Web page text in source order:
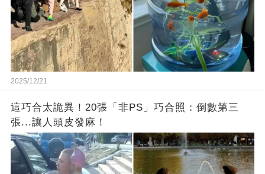
2025/12/21
這巧合太詭異！20張「非PS」巧合照：倒數第三
張...讓人頭皮發麻！